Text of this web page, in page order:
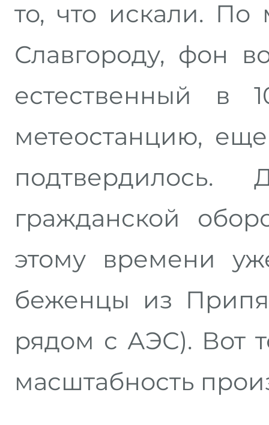
то, что искали.
Славгороду, фон
естественный в
метеостанцию,
гражданской
этому времени
беженцы из
рядом с АЭС). Вот
масштабность